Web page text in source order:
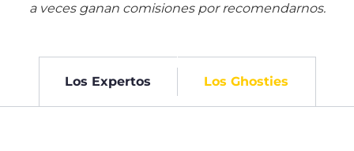
a veces ganan comisiones por recomendarnos.
Los Expertos Los Ghosties